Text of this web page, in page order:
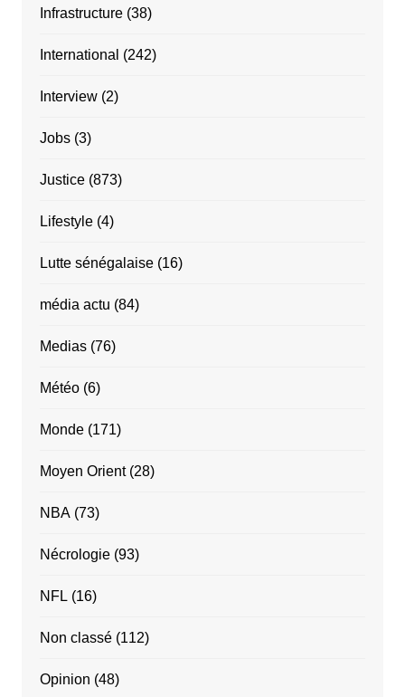
Infrastructure(38)
International (242)
Interview(2)
Jobs(3)
Justice(873)
Lifestyle(4)
Lutte sénégalaise(16)
média actu (84)
Medias(76)
Météo(6)
Monde(171)
Moyen Orient(28)
NBA(73)
Nécrologie(93)
NFL (16)
Non classé(112)
Opinion (48)